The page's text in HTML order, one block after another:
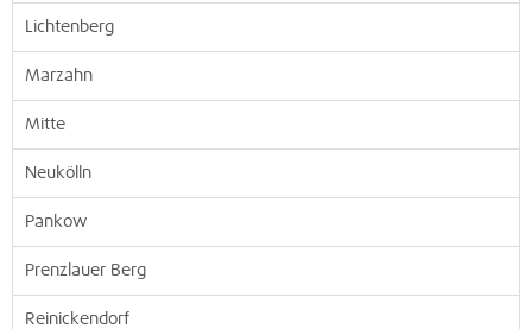
Lichtenberg
Marzahn
Mitte
Neukölln
Pankow
Prenzlauer Berg
Reinickendorf